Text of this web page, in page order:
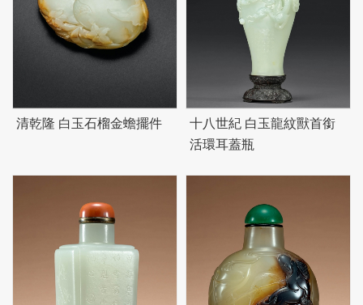
清乾隆 白玉石榴金蟾擺件
十八世紀 白玉龍紋獸首銜
活環耳蓋瓶